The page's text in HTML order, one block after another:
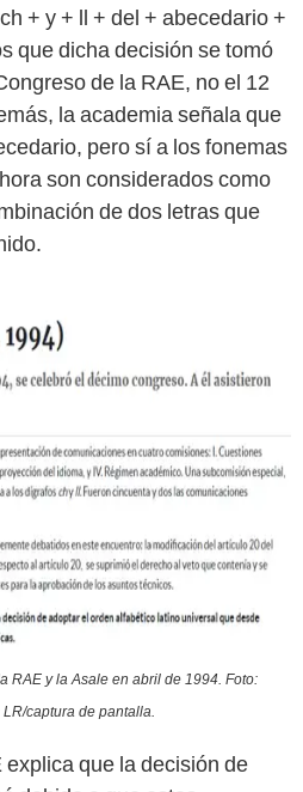
+ y + ll + del + abecedario +
que dicha decisión se tomó
de la RAE, no el 12
la academia señala que
pero sí a los fonemas
son considerados como
de dos letras que
RAE y la Asale en abril de 1994. Foto:
captura de pantalla.
que la decisión de